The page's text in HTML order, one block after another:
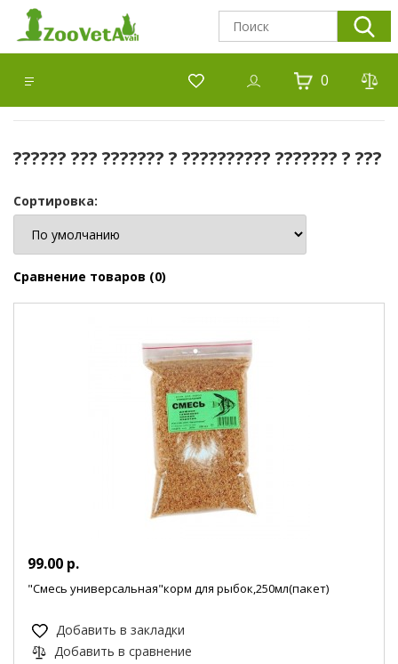
0
?????? ??? ??????? ? ?????????? ??????? ? ???
Сортировка:
Сравнение товаров (0)
99.00 р.
"Смесь универсальная"корм для рыбок,250мл(пакет)
Добавить в закладки
Добавить в сравнение